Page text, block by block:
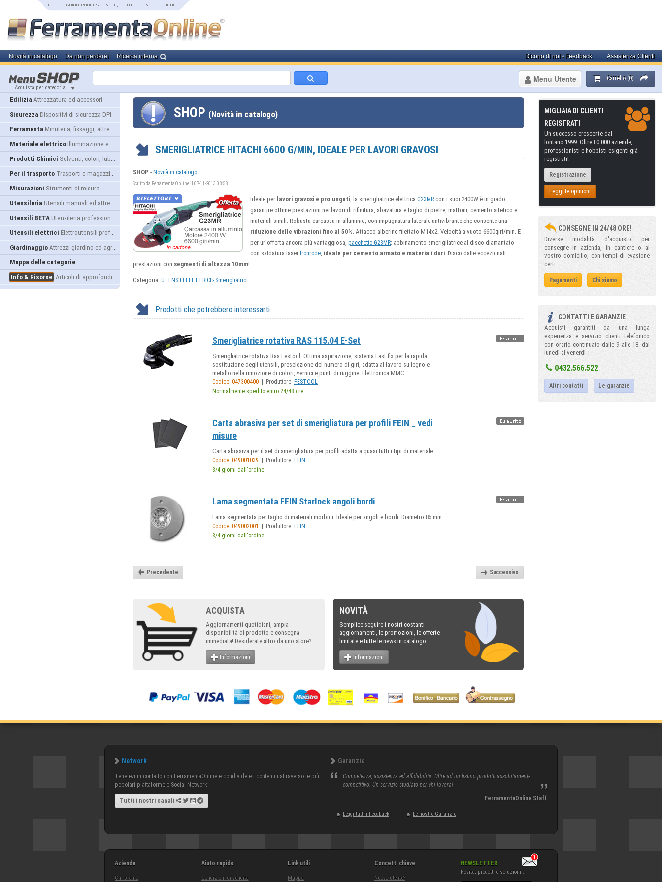
Novità in catalogo Da non perdere! Ricerca interna Assistenza Clienti
Dicono di noi • Feedback
Acquista per categoria
Carrello (0)
Menu Utente
Edilizia Attrezzatura ed accessori
Sicurezza Dispositivi di sicurezza DPI
Ferramenta Minuteria, fissaggi, attrezzatura
Materiale elettrico Illuminazione e alimentazione
Prodotti Chimici Solventi, colori, lubrificanti...
Per il trasporto Trasporti e magazzino
Misurazioni Strumenti di misura
Utensileria Utensili manuali ed attrezzature
Utensili BETA Utensileria professionale
Utensili elettrici Elettroutensili professionali
Giardinaggio Attrezzi giardino ed agricoltura
Mappa delle categorie
Info & Risorse Articoli di approfondimento
SHOP (Novità in catalogo)
SMERIGLIATRICE HITACHI 6600 G/MIN, IDEALE PER LAVORI GRAVOSI
SHOP -Novità in catalogo
Scritto da FerramentaOnline il 07-11-2013 08:58
Ideale per lavori gravosi e prolungati, la smerigliatrice elettricaG23MR con i suoi 2400W è in grado
garantire ottime prestazioni nei lavori di rifinitura, sbavatura e taglio di pietre, mattoni, cemento sitetico e
materiali simili. Robusta carcassa in alluminio, con impugnatura laterale antivibrante che consente una
riduzione delle vibrazioni fino al 50%. Attacco alberino filettato M14x2. Velocità a vuoto 6600giri/min. E
per un'offerta ancora più vantaggiosa,pacchetto G23MR: abbinamento smerigliatrice al disco diamantato
con saldatura laserIronrode, ideale per cemento armato e materiali duri. Disco dalle eccezionali
prestazioni con segmenti di altezza 10mm!
Categoria:UTENSILI ELETTRICI › Smerigliatrici
Prodotti che potrebbero interessarti
Smerigliatrice rotativa RAS 115.04 E-Set
Smerigliatrice rotativa Ras Festool. Ottima aspirazione, sistema Fast fix per la rapida
sostituzione degli utensili, preselezione del numero di giri, adatta al lavoro su legno e
metallo nella rimozione di colori, vernici e punti di ruggine. Elettronica MMC
Codice: 047300400 | Produttore: FESTOOL
Normalmente spedito entro 24/48 ore
Carta abrasiva per set di smerigliatura per profili FEIN _ vedi
misure
Carta abrasiva per il set di smerigliatura per profili adatta a quasi tutti i tipi di materiale
Codice: 049001039 | Produttore: FEIN
3/4 giorni dall'ordine
Lama segmentata FEIN Starlock angoli bordi
Lama segmentata per taglio di materiali morbidi. Ideale per angoli e bordi. Diametro 85 mm
Codice: 049002001 | Produttore: FEIN
3/4 giorni dall'ordine
Precedente Successivo
ACQUISTA
Aggiornamenti quotidiani, ampia
disponibilità di prodotto e consegna
immediata! Desiderate altro da uno store?
Informazioni
NOVITÀ
Semplice seguire i nostri costanti
aggiornamenti, le promozioni, le offerte
limitate e tutte le news in catalogo.
Informazioni
MIGLIAIA DI CLIENTI
REGISTRATI
Un successo crescente dal
lontano 1999. Oltre 80.000 aziende,
professionisti e hobbisti esigenti già
registrati!
Registrazione
Leggi le opinioni
CONSEGNE IN 24/48 ORE!
Diverse modalità d'acquisto per
consegne in azienda, in cantiere o al
vostro domicilio, con tempi di evasione
certi.
Pagamenti Chi siamo
CONTATTI E GARANZIE
Acquisti garantiti da una lunga
esperienza e servizio clienti telefonico
con orario continuato dalle 9 alle 18, dal
lunedì al venerdì :
0432.566.522
Altri contatti Le garanzie
Network
Tenetevi in contatto con FerramentaOnline e condividete i contenuti attraverso le più
popolari piattaforme e Social Network.
Tutti i nostri canali
Garanzie
Competenza, assistenza ed affidabilità. Oltre ad un listino prodotti assolutamente
competitivo. Un servizio studiato per chi lavora!
FerramentaOnline Staff
Leggi tutti i Feedback Le nostre Garanzie
Azienda
Chi siamo
Aiuto rapido
Condizioni di vendita
Link utili
Mappa
Concetti chiave
Nuovo utente?
NEWSLETTER
Novità, prodotti e soluzioni...